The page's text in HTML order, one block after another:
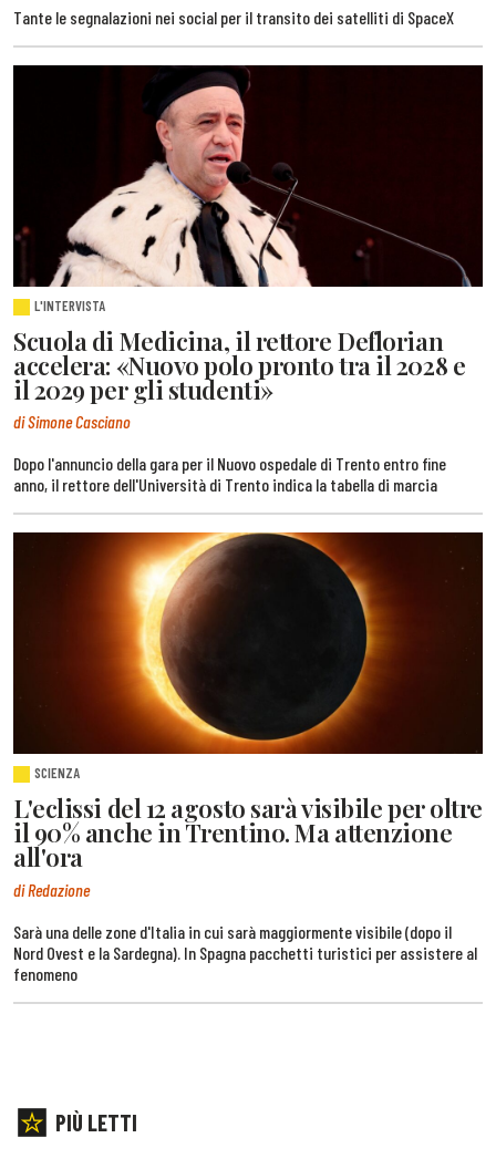
Tante le segnalazioni nei social per il transito dei satelliti di SpaceX
L'INTERVISTA
Scuola di Medicina, il rettore Deflorian
accelera: «Nuovo polo pronto tra il 2028 e
il 2029 per gli studenti»
di Simone Casciano
Dopo l'annuncio della gara per il Nuovo ospedale di Trento entro fine
anno, il rettore dell'Università di Trento indica la tabella di marcia
SCIENZA
L'eclissi del 12 agosto sarà visibile per oltre
il 90% anche in Trentino. Ma attenzione
all'ora
di Redazione
Sarà una delle zone d'Italia in cui sarà maggiormente visibile (dopo il
Nord Ovest e la Sardegna). In Spagna pacchetti turistici per assistere al
fenomeno
PIÙ LETTI